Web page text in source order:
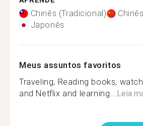
Chinês (Tradicional)
Japonês
Meus assuntos favoritos
Traveling, Reading books,
and Netflix and learning...Leia